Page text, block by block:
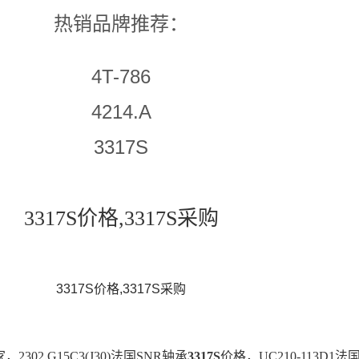
热销品牌推荐：
4T-786
4214.A
3317S
3317S价格,3317S采购
3317S价格,3317S采购
，2302.G15C3(J30)法国SNR轴承3317S价格，UC210-113D1法